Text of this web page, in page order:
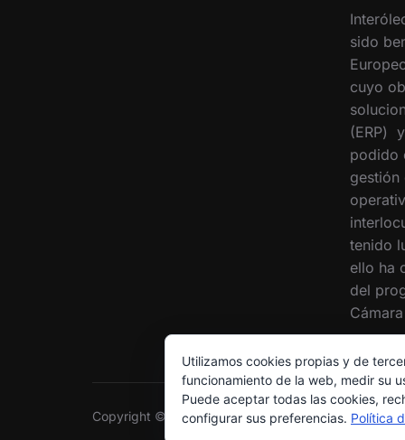
sido
cuyo
(ERP)
podido
gestión
tenido
ello ha
del
Copyright © 2026 Grupo Interóleo
Utilizamos cookies propias y de
funcionamiento de la web, medir su
Puede aceptar todas las cookies,
configurar sus preferencias. Política